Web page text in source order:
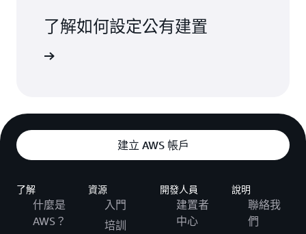
了解如何設定公有建置
建立 AWS 帳戶
了解
什麼是
AWS？
資源
入門
培訓
開發人員
建置者
中心
說明
聯絡我
們